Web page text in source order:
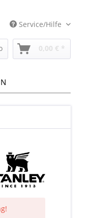
Service/Hilfe
0,00 € *